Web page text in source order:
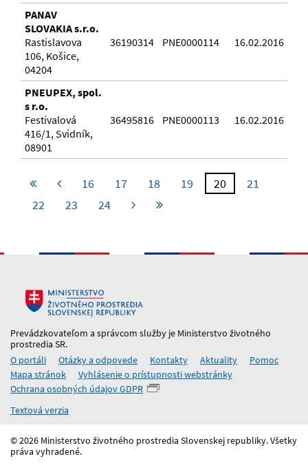
PANAV
SLOVAKIA s.r.o.
Rastislavova
106, Košice,
04204
36190314 PNE0000114 16.02.2016
PNEUPEX, spol.
s r.o.
Festivalová
416/1, Svidník,
08901
36495816 PNE0000113 16.02.2016
16 17 18 19 20
21
22
23 24
Prevádzkovateľom a správcom služby je Ministerstvo životného
prostredia SR.
O portáli
Otázky a odpovede Kontakty Aktuality
Pomoc
Mapa stránok
Vyhlásenie o prístupnosti webstránky
Ochrana osobných údajov GDPR
Textová verzia
© 2026 Ministerstvo životného prostredia Slovenskej republiky. Všetky
práva vyhradené.